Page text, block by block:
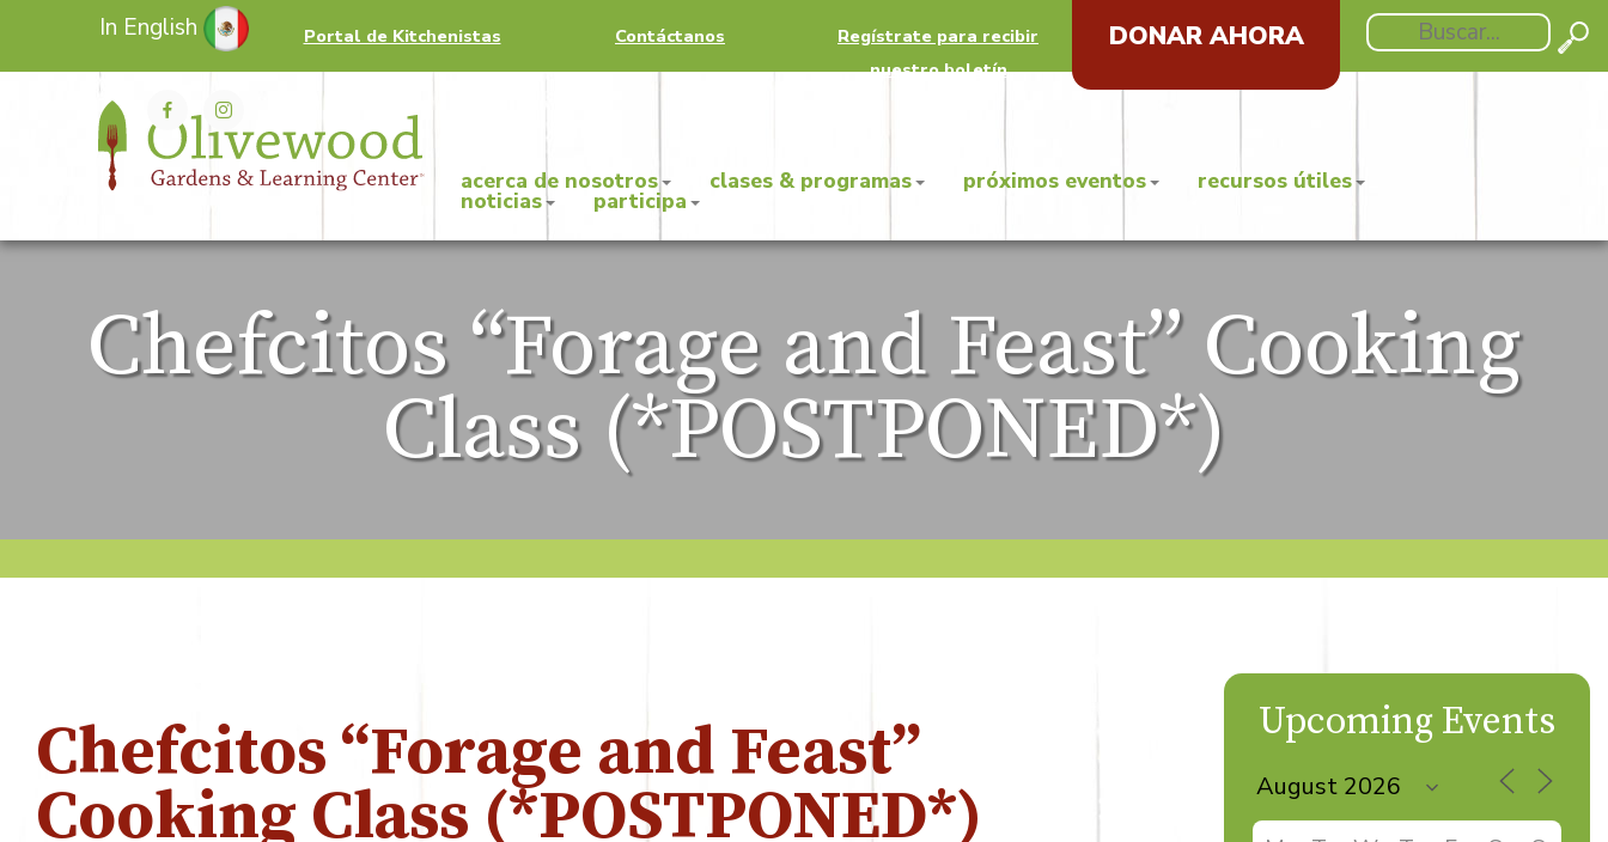
In English Portal de Kitchenistas Contáctanos
Regístrate para recibir
nuestro boletín
DONAR AHORA
acerca de nosotros clases & programas próximos eventos recursos útiles
noticias participa
Chefcitos “Forage and Feast” Cooking
Class (*POSTPONED*)
Chefcitos “Forage and Feast”
Cooking Class (*POSTPONED*)
Upcoming Events